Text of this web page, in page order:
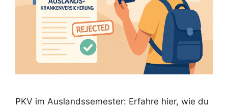
PKV im Auslandssemester: Erfahre hier, wie du